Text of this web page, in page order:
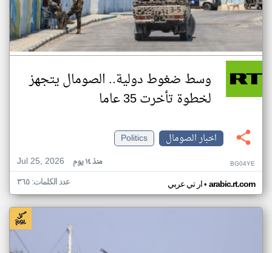
وسط ضغوط دولية.. الصومال يتجهز
لخطوة تأخرت 35 عاما
اخبار الصومال
Politics
Jul 25, 2026
منذ ١٤ يوم BG04YE
ار تي عربي• arabic.rt.com عدد الكلمات: ٣٦٥